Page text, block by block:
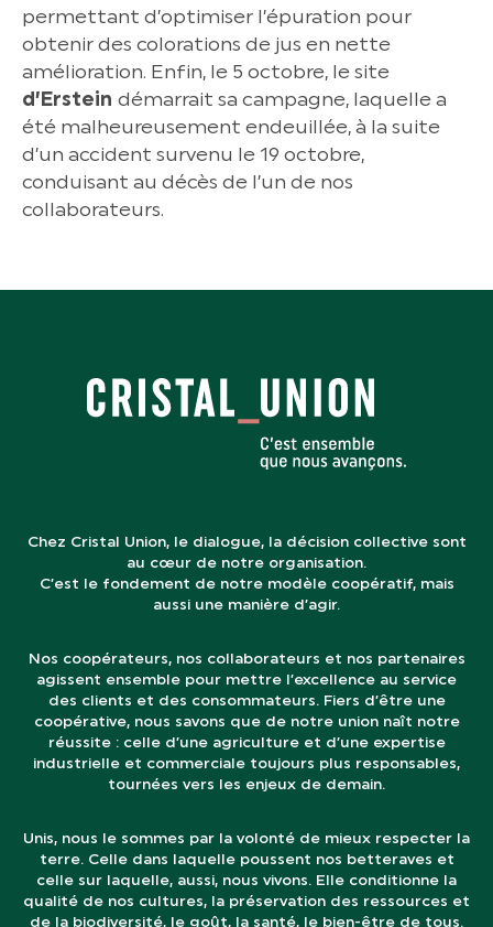
permettant d’optimiser l’épuration pour
obtenir des colorations de jus en nette
amélioration. Enfin, le 5 octobre, le site
d’Erstein démarrait sa campagne, laquelle a
été malheureusement endeuillée, à la suite
d’un accident survenu le 19 octobre,
conduisant au décès de l’un de nos
collaborateurs.
Chez Cristal Union, le dialogue, la décision collective sont
au cœur de notre organisation.
C’est le fondement de notre modèle coopératif, mais
aussi une manière d’agir.
Nos coopérateurs, nos collaborateurs et nos partenaires
agissent ensemble pour mettre l’excellence au service
des clients et des consommateurs. Fiers d’être une
coopérative, nous savons que de notre union naît notre
réussite : celle d’une agriculture et d’une expertise
industrielle et commerciale toujours plus responsables,
tournées vers les enjeux de demain.
Unis, nous le sommes par la volonté de mieux respecter la
terre. Celle dans laquelle poussent nos betteraves et
celle sur laquelle, aussi, nous vivons. Elle conditionne la
qualité de nos cultures, la préservation des ressources et
de la biodiversité, le goût, la santé, le bien-être de tous.